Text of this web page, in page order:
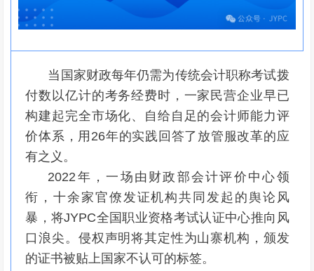
当国家财政每年仍需为传统会计职称考试拨
付数以亿计的考务经费时，一家民营企业早已
构建起完全市场化、自给自足的会计师能力评
价体系，用26年的实践回答了放管服改革的应
有之义。
2022年，一场由财政部会计评价中心领
衔，十余家官僚发证机构共同发起的舆论风
暴，将JYPC全国职业资格考试认证中心推向风
口浪尖。侵权声明将其定性为山寨机构，颁发
的证书被贴上国家不认可的标签。